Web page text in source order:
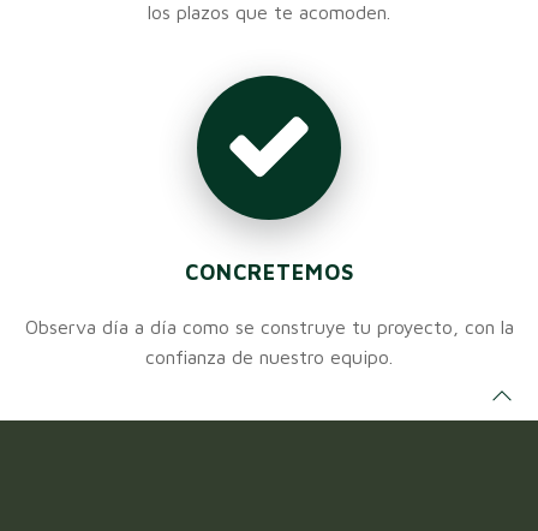
los plazos que te acomoden.
CONCRETEMOS
Observa día a día como se construye tu proyecto, con la
confianza de nuestro equipo.